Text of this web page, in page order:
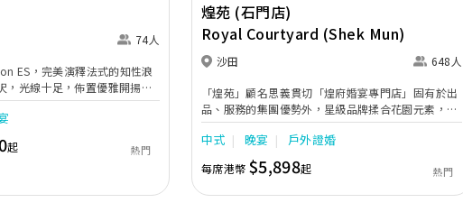
74人
ES，完美演釋法式的知性浪
，光線十足，佈置優雅開揚，
藝術珍品及古典傢俱，例如手
董沙發，令整個空間洋溢著法
恬靜的法國住宅，十分適合包
婚宴。
起 熱門
煌苑 (石門店)
Royal Courtyard (Shek Mun)
沙田 648人
「煌苑」顧名思義貫切「煌府婚宴專門店」固有於出
品、服務的集團優勢外，星級品牌揉合花園元素，場
地均設有露天空中花園，包括戶外25,000呎空中證婚
花園，讓新人盡享戶外室內的不同婚嫁體驗。宴會廳
樓高16呎，閃耀法國水晶燈飾，氣派非凡，更設450
吋巨型LED高清大電視及高科技數碼環迴立體音響。
中式 晚宴 戶外證婚
每席港幣 $5,898起 熱門